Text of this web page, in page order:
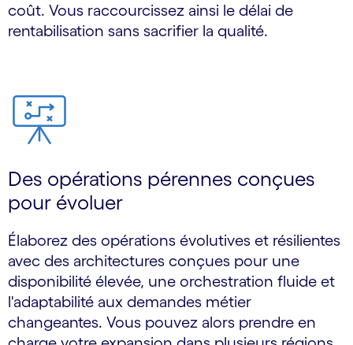
coût. Vous raccourcissez ainsi le délai de
rentabilisation sans sacrifier la qualité.
Des opérations pérennes conçues
pour évoluer
Élaborez des opérations évolutives et résilientes
avec des architectures conçues pour une
disponibilité élevée, une orchestration fluide et
l'adaptabilité aux demandes métier
changeantes. Vous pouvez alors prendre en